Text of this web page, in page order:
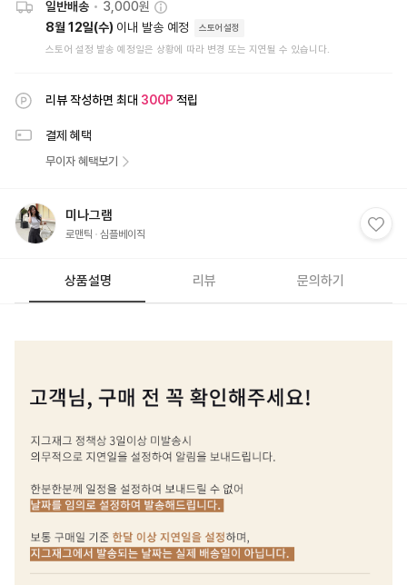
일반배송 • 3,000원
8월 12일(수) 이내 발송 예정 스토어설정
스토어 설정 발송 예정일은 상황에 따라 변경 또는 지연될 수 있습니다.
리뷰 작성하면 최대 300P 적립
결제 혜택
무이자 혜택보기
미나그램
로맨틱 심플베이직
상품설명 리뷰 문의하기